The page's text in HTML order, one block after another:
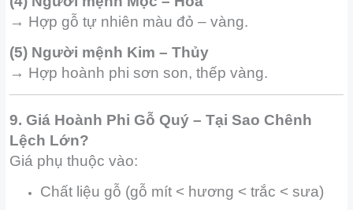
→ Hợp gỗ tự nhiên màu đỏ – vàng.
(5) Người mệnh Kim – Thủy
→ Hợp hoành phi sơn son, thếp vàng.
9. Giá Hoành Phi Gỗ Quý – Tại Sao Chênh
Lệch Lớn?
Giá phụ thuộc vào:
Chất liệu gỗ (gỗ mít < hương < trắc < sưa)